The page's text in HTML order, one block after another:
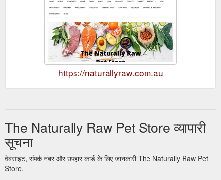
https://naturallyraw.com.au
The Naturally Raw Pet Store व्यापारी
सूचना
वेबसाइट, संपर्क नंबर और उपहार कार्ड के लिए जानकारी The Naturally Raw Pet
Store.